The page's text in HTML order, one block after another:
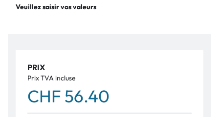
Veuillez saisir vos valeurs
PRIX
Prix TVA incluse
CHF 56.40